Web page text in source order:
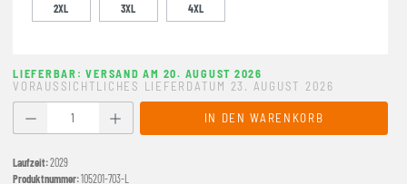
2XL 3XL 4XL
LIEFERBAR: VERSAND AM 20. AUGUST 2026
VORAUSSICHTLICHES LIEFERDATUM 23. AUGUST 2026
Produkt Anzahl: Gib den gewünschten Wert ein oder
IN DEN WARENKORB
Laufzeit:2029
Produktnummer:105201-703-L